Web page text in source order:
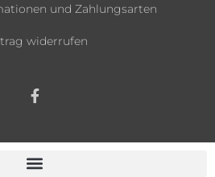
und Zahlungsarten
widerrufen